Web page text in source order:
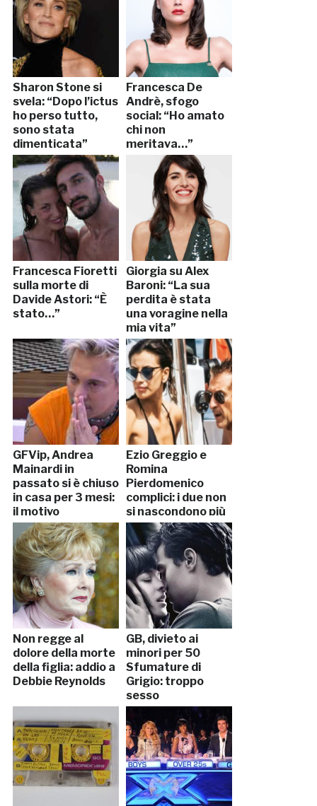
Sharon Stone si
svela: “Dopo l’ictus
ho perso tutto,
sono stata
dimenticata”
Francesca De
Andrè, sfogo
social: “Ho amato
chi non
meritava…”
Francesca Fioretti
sulla morte di
Davide Astori: “È
stato…”
Giorgia su Alex
Baroni: “La sua
perdita è stata
una voragine nella
mia vita”
GFVip, Andrea
Mainardi in
passato si è chiuso
in casa per 3 mesi:
il motivo
Ezio Greggio e
Romina
Pierdomenico
complici: i due non
si nascondono più
Non regge al
dolore della morte
della figlia: addio a
Debbie Reynolds
GB, divieto ai
minori per 50
Sfumature di
Grigio: troppo
sesso